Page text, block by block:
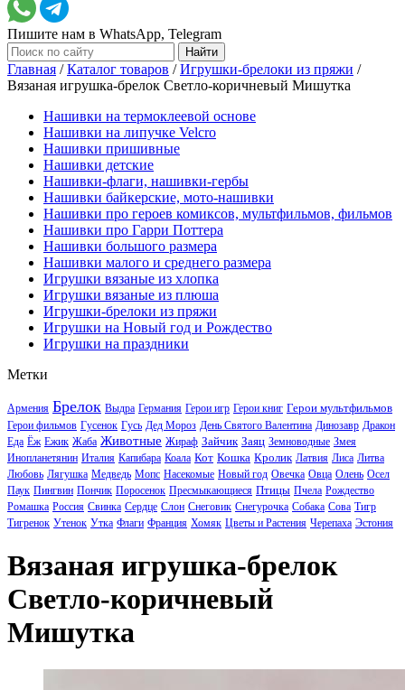
Пишите нам в WhatsApp, Telegram
Главная /Каталог товаров /Игрушки-брелоки из пряжи /
Вязаная игрушка-брелок Светло-коричневый Мишутка
Нашивки на термоклеевой основе
Нашивки на липучке Velcro
Нашивки пришивные
Нашивки детские
Нашивки-флаги, нашивки-гербы
Нашивки байкерские, мото-нашивки
Нашивки про героев комиксов, мультфильмов, фильмов
Нашивки про Гарри Поттера
Нашивки большого размера
Нашивки малого и среднего размера
Игрушки вязаные из хлопка
Игрушки вязаные из плюша
Игрушки-брелоки из пряжи
Игрушки на Новый год и Рождество
Игрушки на праздники
Метки
Армения Брелок Выдра Германия Герои игр Герои книг Герои мультфильмов
Герои фильмов Гусенок Гусь Дед Мороз День Святого Валентина Динозавр Дракон
Еда Ёж Ежик Жаба Животные Жираф Зайчик Заяц Земноводные Змея
Инопланетянин Италия Капибара Коала Кот Кошка Кролик Латвия Лиса Литва
Любовь Лягушка Медведь Мопс Насекомые Новый год Овечка Овца Олень Осел
Паук Пингвин Пончик Поросенок Пресмыкающиеся Птицы Пчела Рождество
Ромашка Россия Свинка Сердце Слон Снеговик Снегурочка Собака Сова Тигр
Тигренок Утенок Утка Флаги Франция Хомяк Цветы и Растения Черепаха Эстония
Вязаная игрушка-брелок
Светло-коричневый
Мишутка